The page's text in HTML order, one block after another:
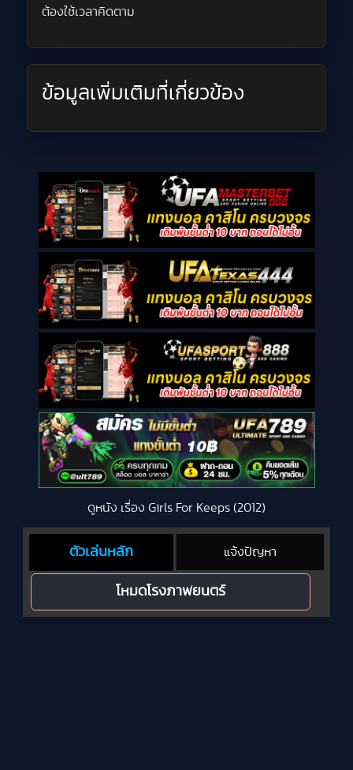
ต้องใช้เวลาคิดตาม
ข้อมูลเพิ่มเติมที่เกี่ยวข้อง
ดูหนัง เรื่อง Girls For Keeps (2012)
ตัวเล่นหลัก แจ้งปัญหา
โหมดโรงภาพยนตร์